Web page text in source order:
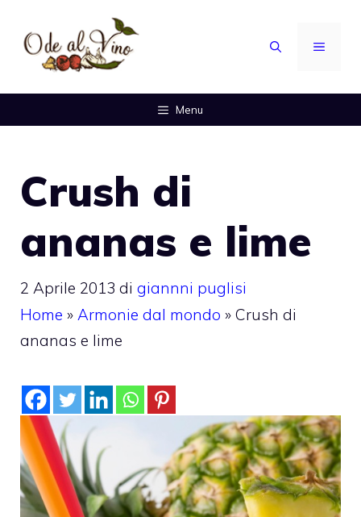
contenuto
MENU
Menu
Crush di
ananas e lime
2 Aprile 2013 di giannni puglisi
Home » Armonie dal mondo » Crush di
ananas e lime